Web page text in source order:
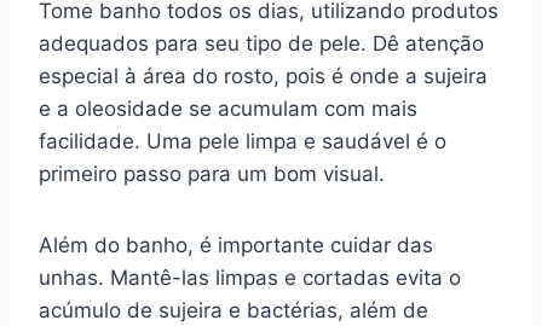
Tome banho todos os dias, utilizando produtos
adequados para seu tipo de pele. Dê atenção
especial à área do rosto, pois é onde a sujeira
e a oleosidade se acumulam com mais
facilidade. Uma pele limpa e saudável é o
primeiro passo para um bom visual.
Além do banho, é importante cuidar das
unhas. Mantê-las limpas e cortadas evita o
acúmulo de sujeira e bactérias, além de